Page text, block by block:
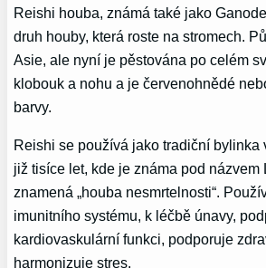
Reishi houba, známá také jako
druh houby, která roste na stromech.
Asie, ale nyní je pěstována po celém
klobouk a nohu a je červenohnědé
barvy.
Reishi se používá jako tradiční bylinka
již tisíce let, kde je známa pod názvem
znamená „houba nesmrtelnosti“.
imunitního systému, k léčbě únavy,
kardiovaskulární funkci, podporuje
harmonizuje stres.